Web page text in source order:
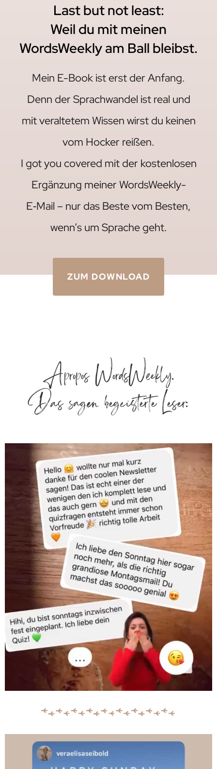
Last but not least:
Weil du mit meinen
WordsWeekly am Ball bleibst.
Mein E-Book ist erst der Anfang.
Denn der Sprachwandel ist real und
mit veraltetem Wissen wirst du keinen
vom Hocker reißen.
I got you covered mit der kostenlosen
Ergänzung meiner WordsWeekly-
E‑Mail – nur das Beste vom Besten,
wenn’s um Sprache geht.
ZUM DOWNLOAD
Apropos WordsWeekly.
Das sagen begeisterte Leser: